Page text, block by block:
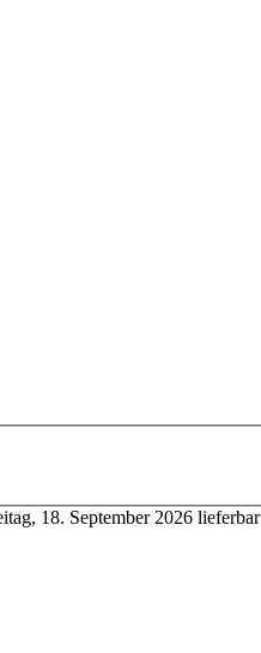
18. September 2026 lieferbar